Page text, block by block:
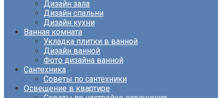
Дизайн зала
Дизайн спальни
Дизайн кухни
Ванная комната
Укладка плитки в ванной
Дизайн ванной
Фото дизайна ванной
Сантехника
Советы по сантехники
Освещение в квартире